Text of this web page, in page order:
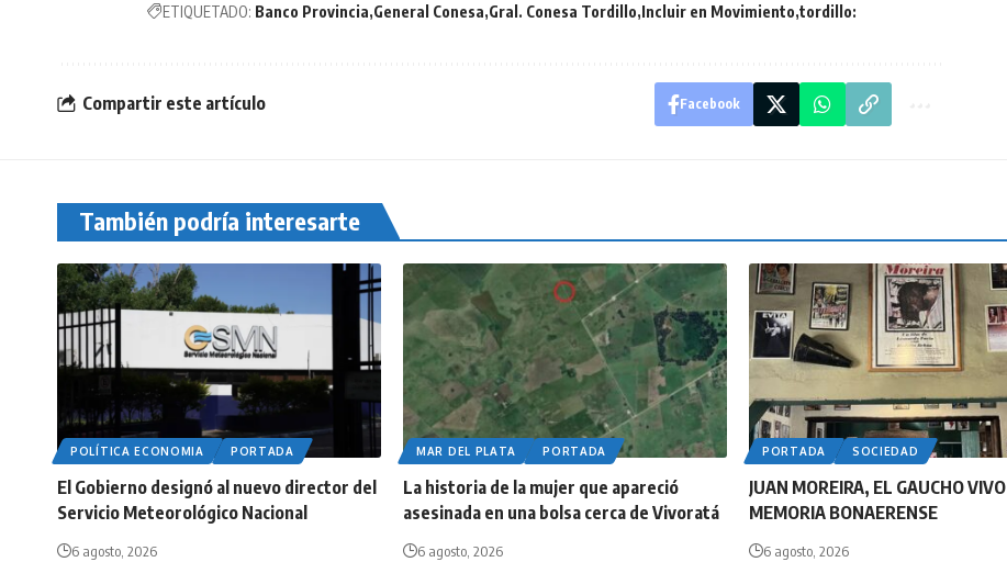
ETIQUETADO: Banco Provincia General Conesa Gral. Conesa Tordillo Incluir en Movimiento tordillo:
Compartir este artículo Facebook
También podría interesarte
POLÍTICA ECONOMIA PORTADA
El Gobierno designó al nuevo director del
Servicio Meteorológico Nacional
6 agosto, 2026
MAR DEL PLATA PORTADA
La historia de la mujer que apareció
asesinada en una bolsa cerca de Vivoratá
6 agosto, 2026
PORTADA SOCIEDAD
JUAN MOREIRA, EL GAUCHO
MEMORIA BONAERENSE
6 agosto, 2026